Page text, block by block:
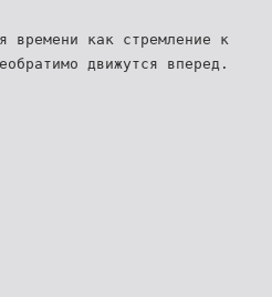
времени как стремление к
движутся вперед.